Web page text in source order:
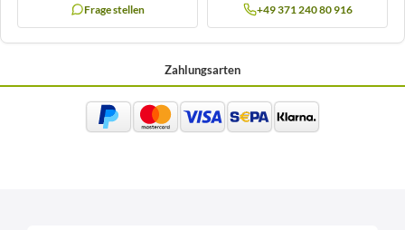
Frage stellen +49 371 240 80 916
Zahlungsarten